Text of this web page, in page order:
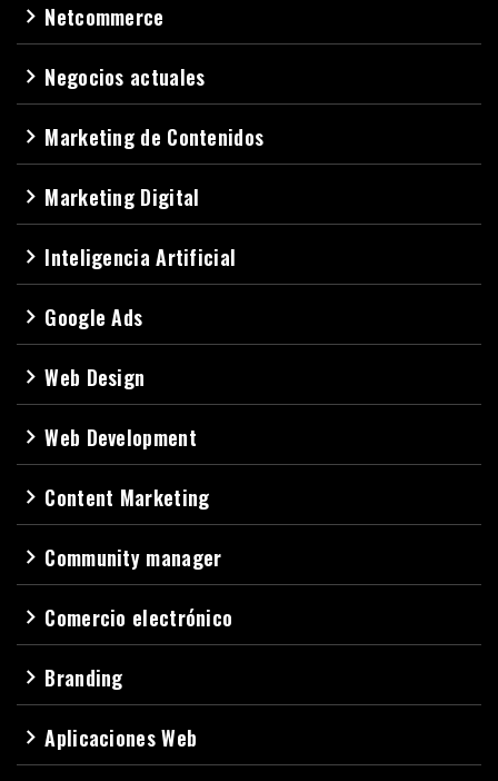
navigate_next Netcommerce
navigate_next Negocios actuales
navigate_next Marketing de Contenidos
navigate_next Marketing Digital
navigate_next Inteligencia Artificial
navigate_next Google Ads
navigate_nextWeb Design
navigate_nextWeb Development
navigate_next Content Marketing
navigate_next Community manager
navigate_next Comercio electrónico
navigate_next Branding
navigate_nextAplicaciones Web